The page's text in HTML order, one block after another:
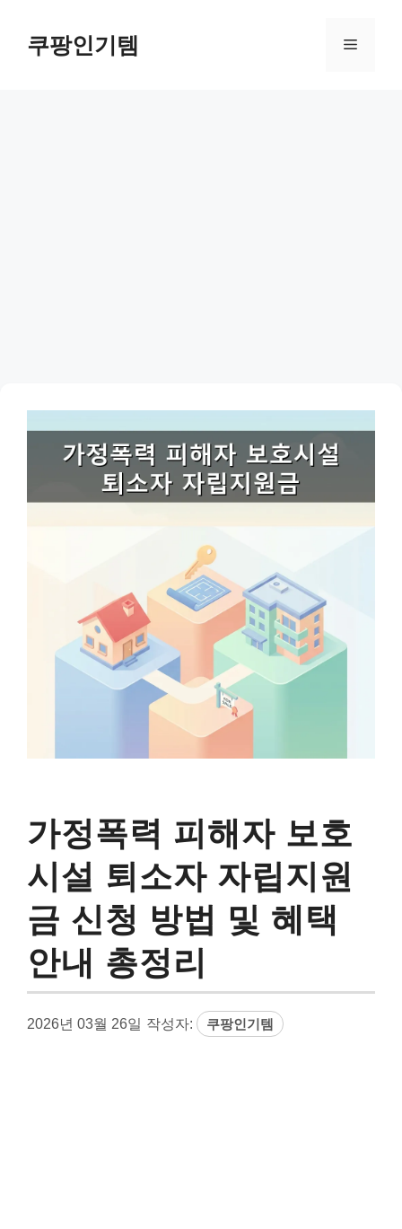
쿠팡인기템 메
가정폭력 피해자 보호
시설 퇴소자 자립지원
금 신청 방법 및 혜택
안내 총정리
2026년 03월 26일 작성자: 쿠팡인기템